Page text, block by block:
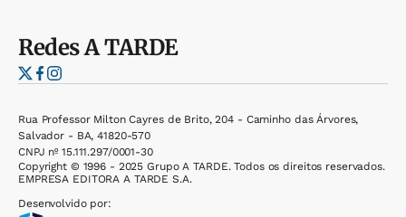
RedesA TARDE
Rua Professor Milton Cayres de Brito, 204 - Caminho das Árvores,
Salvador - BA, 41820-570
CNPJ nº 15.111.297/0001-30
Copyright © 1996 - 2025 Grupo A TARDE. Todos os direitos reservados.
EMPRESA EDITORA A TARDE S.A.
Desenvolvido por: